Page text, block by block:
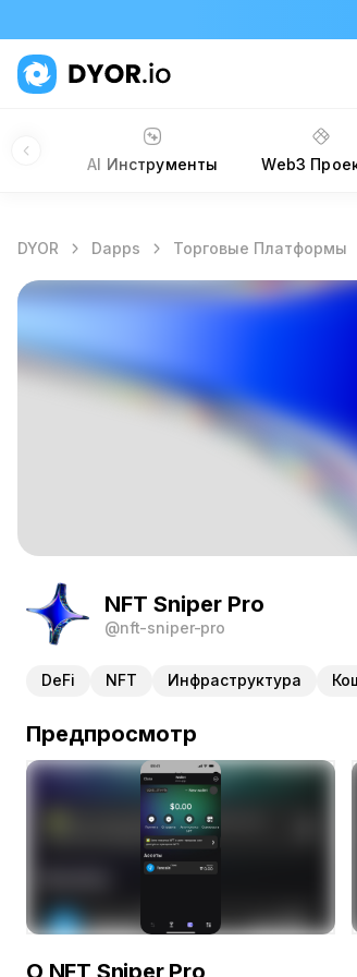
AI Инструменты Web3
DYOR Dapps Торговые Платформы
NFT Sniper Pro
@nft-sniper-pro
DeFi NFT Инфраструктура
Предпросмотр
О NFT Sniper Pro